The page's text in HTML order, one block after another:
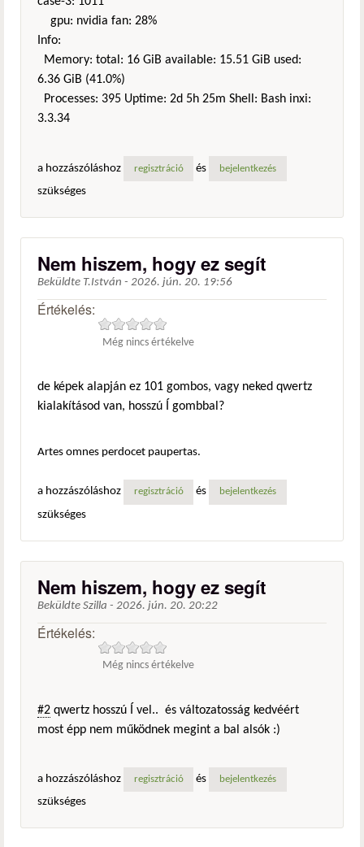
gpu: nvidia fan: 28%
Info:
Memory: total: 16 GiB available: 15.51 GiB used:
6.36 GiB (41.0%)
Processes: 395 Uptime: 2d 5h 25m Shell: Bash inxi:
3.3.34
a hozzászóláshoz regisztráció és bejelentkezés
szükséges
Nem hiszem, hogy ez segít
Beküldte T.István - 2026. jún. 20. 19:56
Értékelés:
Még nincs értékelve
de képek alapján ez 101 gombos, vagy neked qwertz
kialakításod van, hosszú Í gombbal?
Artes omnes perdocet paupertas.
a hozzászóláshoz regisztráció és bejelentkezés
szükséges
Nem hiszem, hogy ez segít
Beküldte Szilla - 2026. jún. 20. 20:22
Értékelés:
Még nincs értékelve
#2 qwertz hosszú Í vel.. és változatosság kedvéért
most épp nem működnek megint a bal alsók :)
a hozzászóláshoz regisztráció és bejelentkezés
szükséges